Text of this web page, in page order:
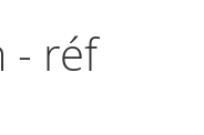
- réf